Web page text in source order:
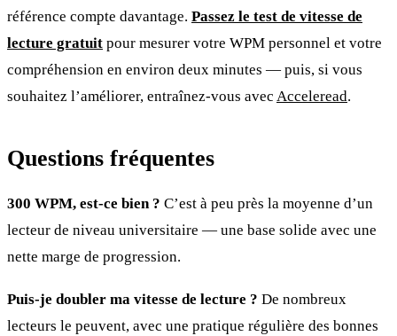
référence compte davantage. Passez le test de vitesse de
lecture gratuit pour mesurer votre WPM personnel et votre
compréhension en environ deux minutes — puis, si vous
souhaitez l’améliorer, entraînez-vous avec Acceleread.
Questions fréquentes
300 WPM, est-ce bien ? C’est à peu près la moyenne d’un
lecteur de niveau universitaire — une base solide avec une
nette marge de progression.
Puis-je doubler ma vitesse de lecture ? De nombreux
lecteurs le peuvent, avec une pratique régulière des bonnes